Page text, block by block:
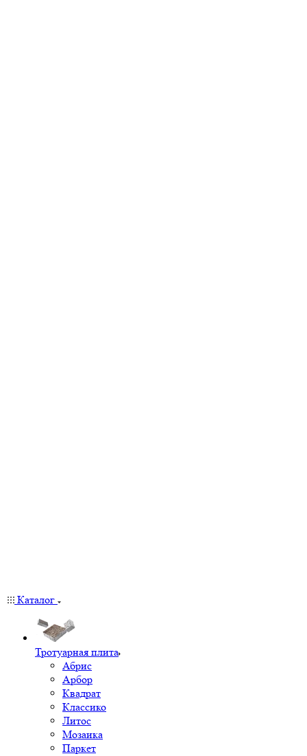
Каталог
Тротуарная плита
Абрис
Арбор
Квадрат
Классико
Литос
Мозаика
Паркет